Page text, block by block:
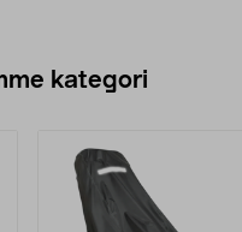
kategori